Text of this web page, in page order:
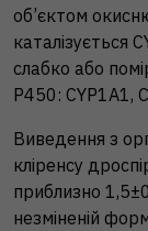
об’єктом
каталізується
слабко або
P450: CYP1A1,
Виведення з
кліренсу
приблизно
незміненій